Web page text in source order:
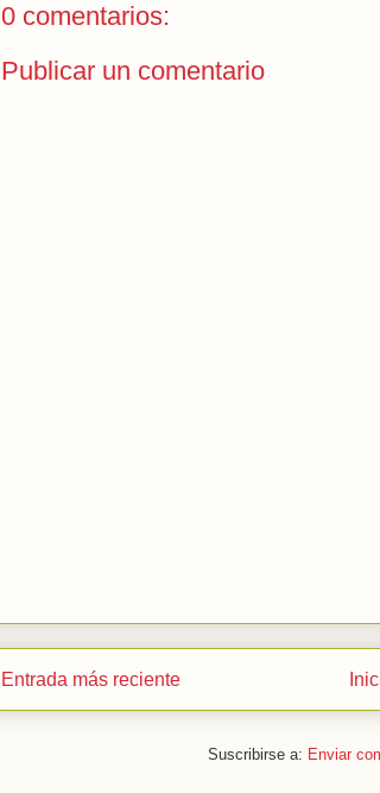
0 comentarios:
Publicar un comentario
Entrada más reciente
Suscribirse a: Enviar